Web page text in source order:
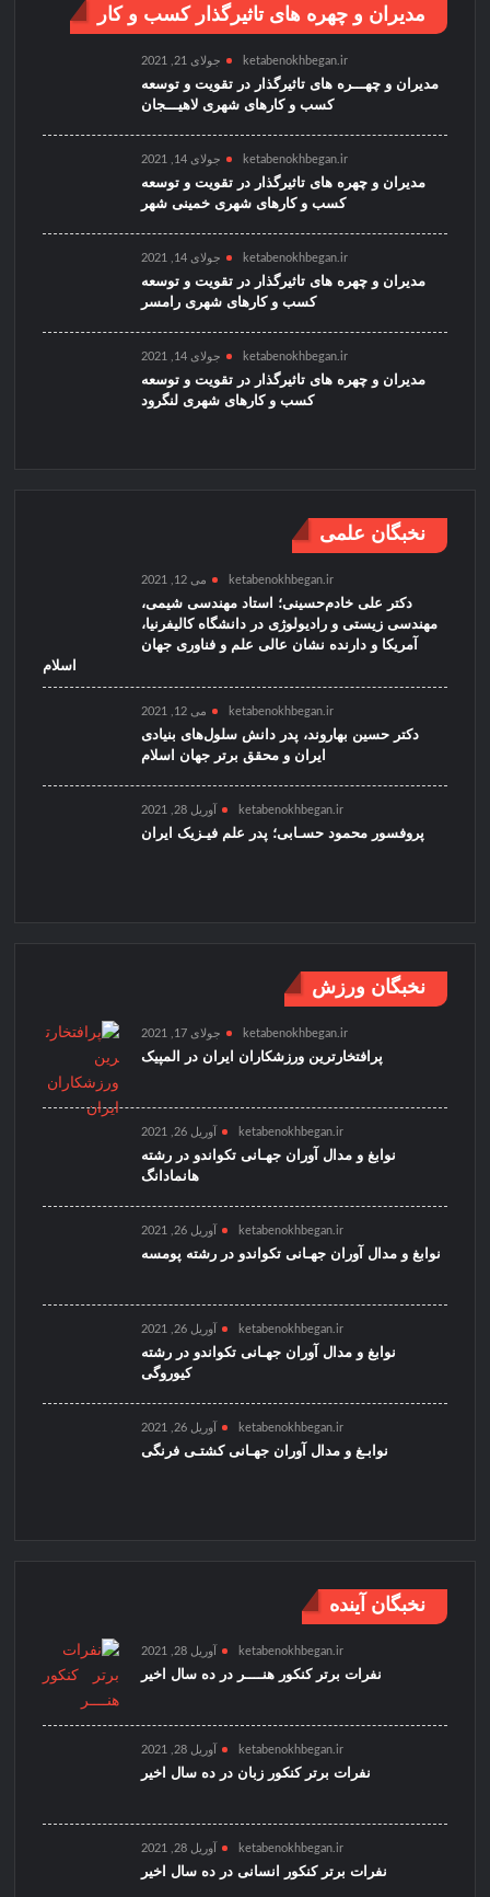
مدیران و چهره های تاثیرگذار کسب و کار
ketabenokhbegan.ir جولای 21, 2021
مدیران و چهـــره های تاثیرگذار در تقویت و توسعه
کسب و کارهای شهری لاهیـــجان
ketabenokhbegan.ir جولای 14, 2021
مدیران و چهره های تاثیرگذار در تقویت و توسعه
کسب و کارهای شهری خمینی شهر
ketabenokhbegan.ir جولای 14, 2021
مدیران و چهره های تاثیرگذار در تقویت و توسعه
کسب و کارهای شهری رامسر
ketabenokhbegan.ir جولای 14, 2021
مدیران و چهره های تاثیرگذار در تقویت و توسعه
کسب و کارهای شهری لنگرود
نخبگان علمی
ketabenokhbegan.ir می 12, 2021
دکتر علی خادم‌حسینی؛ استاد مهندسی شیمی،
مهندسی زیستی و رادیولوژی در دانشگاه کالیفرنیا،
آمریکا و دارنده نشان عالی علم و فناوری جهان
اسلام
ketabenokhbegan.ir می 12, 2021
دکتر حسین بهاروند، پدر دانش سلول‌های بنیادی
ایران و محقق برتر جهان اسلام
ketabenokhbegan.ir آوریل 28, 2021
پروفسور محمود حسـابی؛ پدر علم فیـزیک ایران
نخبگان ورزش
ketabenokhbegan.ir جولای 17, 2021
پرافتخارترین ورزشکاران ایران در المپیک
ketabenokhbegan.ir آوریل 26, 2021
نوابغ و مدال آوران جهـانی تکواندو در رشته
هانمادانگ
ketabenokhbegan.ir آوریل 26, 2021
نوابغ و مدال آوران جهـانی تکواندو در رشته پومسه
ketabenokhbegan.ir آوریل 26, 2021
نوابغ و مدال آوران جهـانی تکواندو در رشته
کیوروگی
ketabenokhbegan.ir آوریل 26, 2021
نوابـغ و مدال آوران جهـانی کشتـی فرنگی
نخبگان آینده
ketabenokhbegan.ir آوریل 28, 2021
نفرات برتر کنکور هنــــر در ده سال اخیر
ketabenokhbegan.ir آوریل 28, 2021
نفرات برتر کنکور زبان در ده سال اخیر
ketabenokhbegan.ir آوریل 28, 2021
نفرات برتر کنکور انسانی در ده سال اخیر